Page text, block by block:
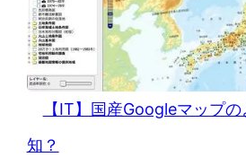
【IT】国産Googleマップ
知？